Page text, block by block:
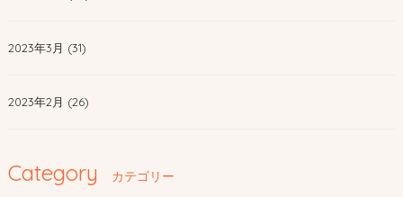
2023年3月 (31)
2023年2月 (26)
Category カテゴリー